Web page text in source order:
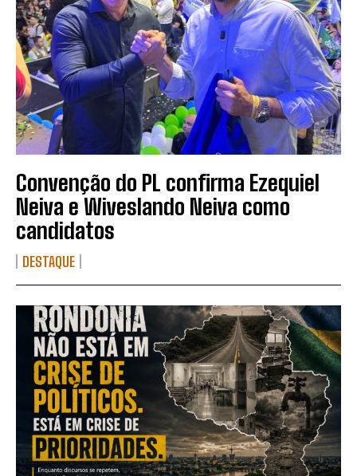
Convenção do PL confirma Ezequiel
Neiva e Wiveslando Neiva como
candidatos
DESTAQUE